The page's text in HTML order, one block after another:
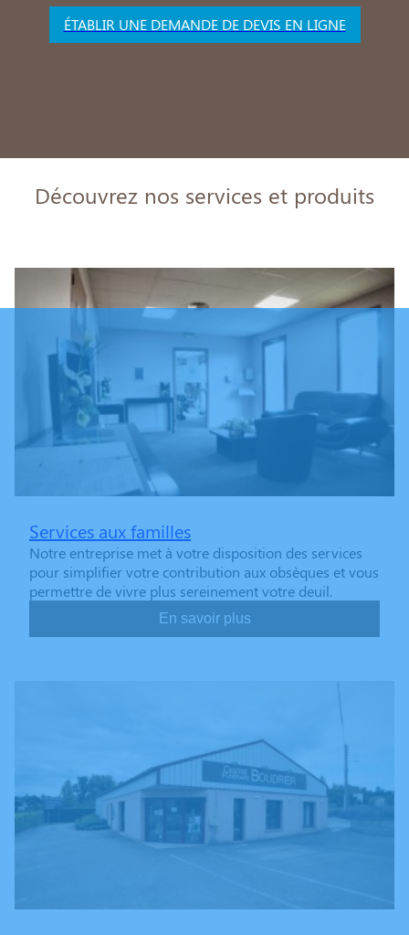
ÉTABLIR UNE DEMANDE DE DEVIS EN LIGNE
Découvrez nos services et produits
Services aux familles
Notre entreprise met à votre disposition des services
pour simplifier votre contribution aux obsèques et vous
permettre de vivre plus sereinement votre deuil.
En savoir plus